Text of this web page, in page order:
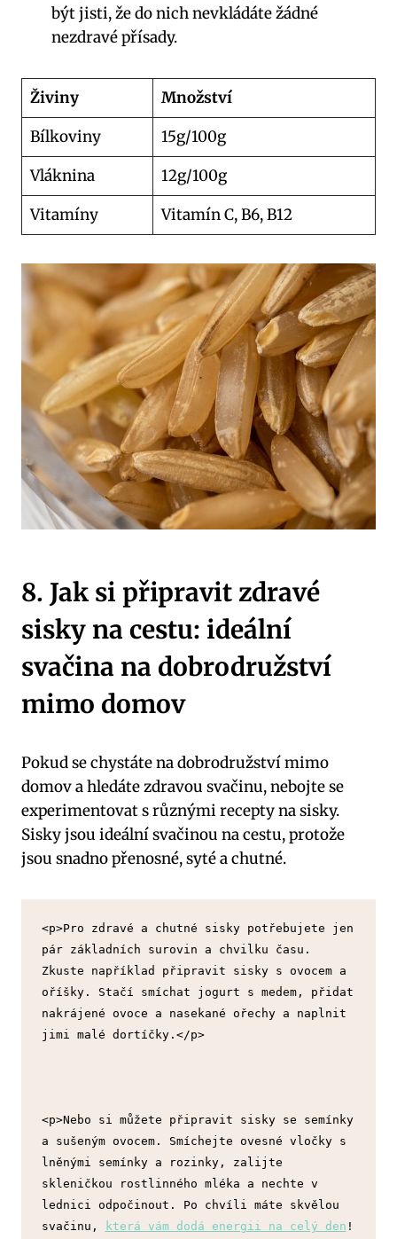
být jisti, že do nich nevkládáte žádné
nezdravé přísady.
Živiny
Množství
Bílkoviny
15g/100g
Vláknina
12g/100g
Vitamíny
Vitamín C, B6, B12
8. Jak si připravit zdravé
sisky na cestu: ideální
svačina na dobrodružství
mimo domov
Pokud se chystáte na dobrodružství mimo
domov a hledáte zdravou svačinu, nebojte se
experimentovat s různými recepty na sisky.
Sisky jsou ideální svačinou na cestu, protože
jsou snadno přenosné, syté a chutné.
<p>Pro zdravé a chutné sisky potřebujete jen
pár základních surovin a chvilku času.
Zkuste například připravit sisky s ovocem a
oříšky. Stačí smíchat jogurt s medem, přidat
nakrájené ovoce a nasekané ořechy a naplnit
jimi malé dortíčky.</p>
<p>Nebo si můžete připravit sisky se semínky
a sušeným ovocem. Smíchejte ovesné vločky s
lněnými semínky a rozinky, zalijte
skleničkou rostlinného mléka a nechte v
lednici odpočinout. Po chvíli máte skvělou
svačinu,
která vám dodá energii na celý den !